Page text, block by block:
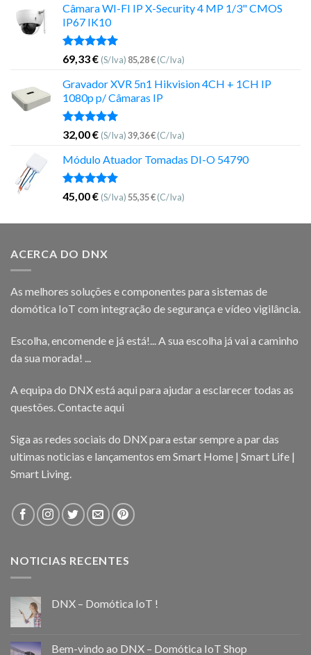
Câmara WI-FI IP X-Security 4 MP 1/3" CMOS
IP67 IK10
Avaliação
5.00
de 5
69,33€ (S/Iva) 85,28€(C/Iva)
Gravador XVR 5n1 Hikvision 4CH + 1CH IP
1080p p/ Câmaras IP
Avaliação
5.00
de 5
32,00€ (S/Iva)39,36€(C/Iva)
Módulo Atuador Tomadas DI-O 54790
Avaliação
5.00
de 5
45,00€ (S/Iva)55,35€(C/Iva)
ACERCA DO DNX
As melhores soluções e componentes para sistemas de
domótica IoT com integração de segurança e vídeo vigilância.
Escolha, encomende e já está!... A sua escolha já vai a caminho
da sua morada! ...
A equipa do DNX está aqui para ajudar a esclarecer todas as
questões. Contacte aqui
Siga as redes sociais do DNX para estar sempre a par das
ultimas noticias e lançamentos em Smart Home | Smart Life |
Smart Living.
NOTICIAS RECENTES
DNX – Domótica IoT !
Bem-vindo ao DNX – Domótica IoT Shop